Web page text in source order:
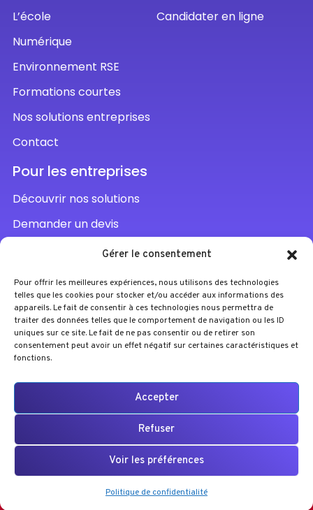
Gérer le consentement
Pour offrir les meilleures expériences, nous utilisons des technologies
telles que les cookies pour stocker et/ou accéder aux informations des
appareils. Le fait de consentir à ces technologies nous permettra de
traiter des données telles que le comportement de navigation ou les ID
uniques sur ce site. Le fait de ne pas consentir ou de retirer son
consentement peut avoir un effet négatif sur certaines caractéristiques et
fonctions.
Accepter
Refuser
Voir les préférences
Politique de confidentialité
A partir de 2 550
Je réserve ma
Effacer
Ajouter au panier
L’école
Numérique
Environnement RSE
Formations courtes
Nos solutions entreprises
Contact
Candidater en ligne
Pour les entreprises
Découvrir nos solutions
Demander un devis
Parler à un conseiller
Politique de confidentialité
Réalisé par un Panda